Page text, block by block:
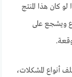
كان هذا المنتج
ويشجع على
أنواع المشكلات،